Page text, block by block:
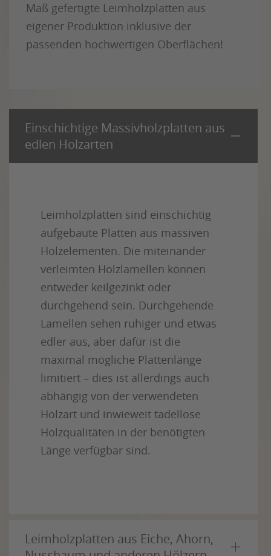
Maß gefertigte Leimholzplatten aus
eigener Produktion inklusive der
passenden hochwertigen Oberflächen!
Einschichtige Massivholzplatten aus
edlen Holzarten
Leimholzplatten sind einschichtig
aufgebaute Platten aus massiven
Holzelementen. Die miteinander
verleimten Holzlamellen können
entweder keilgezinkt oder
durchgehend sein. Durchgehende
Lamellen sehen ruhiger und etwas
edler aus, aber dafür ist die
maximal mögliche Plattenlänge
limitiert – dies ist allerdings auch
abhängig von der verwendeten
Holzart und inwieweit tadellose
Holzqualitäten in der benötigten
Länge verfügbar sind.
Leimholzplatten aus Eiche, Ahorn,